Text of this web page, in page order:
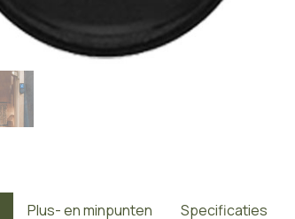
Plus- en minpunten Specificaties